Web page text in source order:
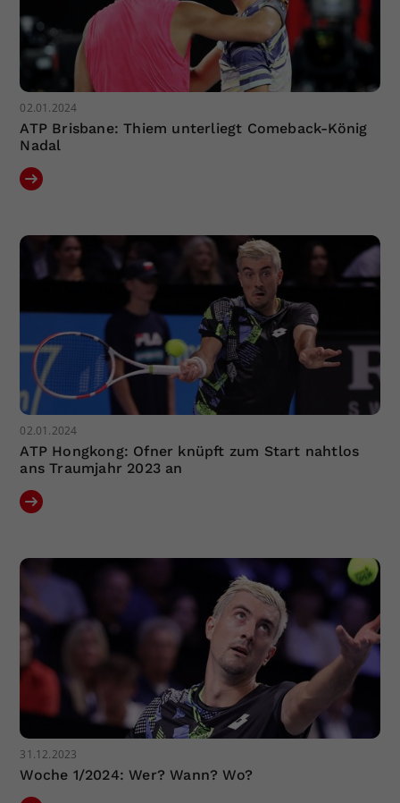
02.01.2024
ATP Brisbane: Thiem unterliegt Comeback-König
Nadal
02.01.2024
ATP Hongkong: Ofner knüpft zum Start nahtlos
ans Traumjahr 2023 an
31.12.2023
Woche 1/2024: Wer? Wann? Wo?